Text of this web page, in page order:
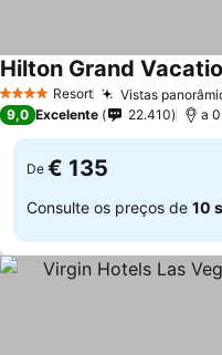
4 EstrelasResort Vistas
9,0 Excelente 22.410 a
De € 135
Consulte os preços de 10